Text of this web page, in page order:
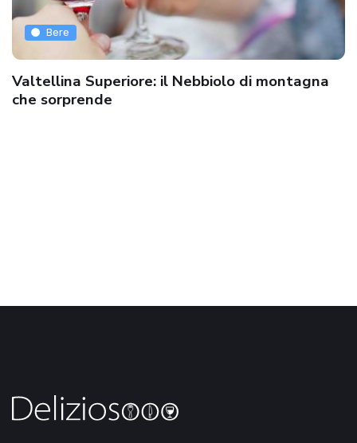
Bere
Valtellina Superiore: il Nebbiolo di montagna
che sorprende